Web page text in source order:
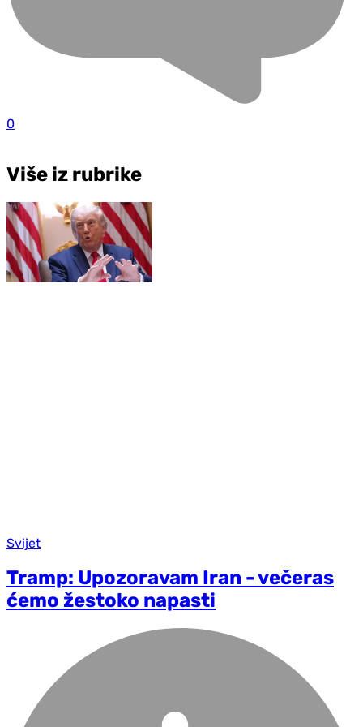
0
Više iz rubrike
Svijet
Tramp: Upozoravam Iran - večeras
ćemo žestoko napasti